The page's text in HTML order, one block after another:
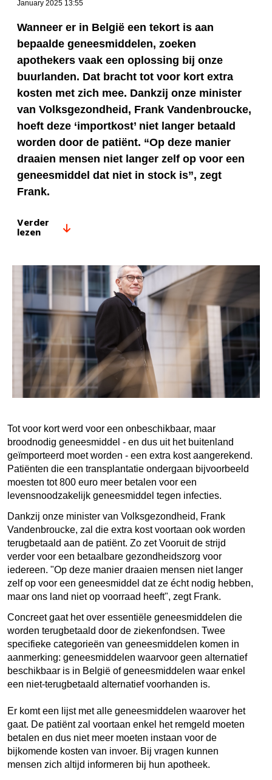
January 2025 13:55
Wanneer er in België een tekort is aan
bepaalde geneesmiddelen, zoeken
apothekers vaak een oplossing bij onze
buurlanden. Dat bracht tot voor kort extra
kosten met zich mee. Dankzij onze minister
van Volksgezondheid, Frank Vandenbroucke,
hoeft deze ‘importkost’ niet langer betaald
worden door de patiënt. “Op deze manier
draaien mensen niet langer zelf op voor een
geneesmiddel dat niet in stock is”, zegt
Frank.
Verder
lezen
Tot voor kort werd voor een onbeschikbaar, maar
broodnodig geneesmiddel - en dus uit het buitenland
geïmporteerd moet worden - een extra kost aangerekend.
Patiënten die een transplantatie ondergaan bijvoorbeeld
moesten tot 800 euro meer betalen voor een
levensnoodzakelijk geneesmiddel tegen infecties.
Dankzij onze minister van Volksgezondheid, Frank
Vandenbroucke, zal die extra kost voortaan ook worden
terugbetaald aan de patiënt. Zo zet Vooruit de strijd
verder voor een betaalbare gezondheidszorg voor
iedereen. "Op deze manier draaien mensen niet langer
zelf op voor een geneesmiddel dat ze écht nodig hebben,
maar ons land niet op voorraad heeft", zegt Frank.
Concreet gaat het over essentiële geneesmiddelen die
worden terugbetaald door de ziekenfondsen. Twee
specifieke categorieën van geneesmiddelen komen in
aanmerking: geneesmiddelen waarvoor geen alternatief
beschikbaar is in België of geneesmiddelen waar enkel
een niet-terugbetaald alternatief voorhanden is.
Er komt een lijst met alle geneesmiddelen waarover het
gaat. De patiënt zal voortaan enkel het remgeld moeten
betalen en dus niet meer moeten instaan voor de
bijkomende kosten van invoer. Bij vragen kunnen
mensen zich altijd informeren bij hun apotheek.